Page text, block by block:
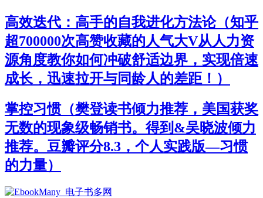
高效迭代：高手的自我进化方法论（知乎
超700000次高赞收藏的人气大V从人力资
源角度教你如何冲破舒适边界，实现倍速
成长，迅速拉开与同龄人的差距！）
掌控习惯（樊登读书倾力推荐，美国获奖
无数的现象级畅销书。得到&吴晓波倾力
推荐。豆瓣评分8.3，个人实践版—习惯
的力量）